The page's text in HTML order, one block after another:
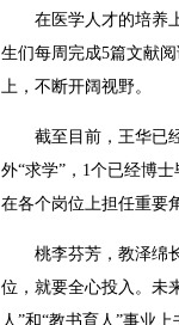
在医学人才的培养上
生们每周完成5篇文献
上，不断开阔视野。
截至目前，王华已经
外“求学”，1个已经博
在各个岗位上担任重要
桃李芬芳，教泽绵长
位，就要全心投入。未
人”和“教书育人”事业上